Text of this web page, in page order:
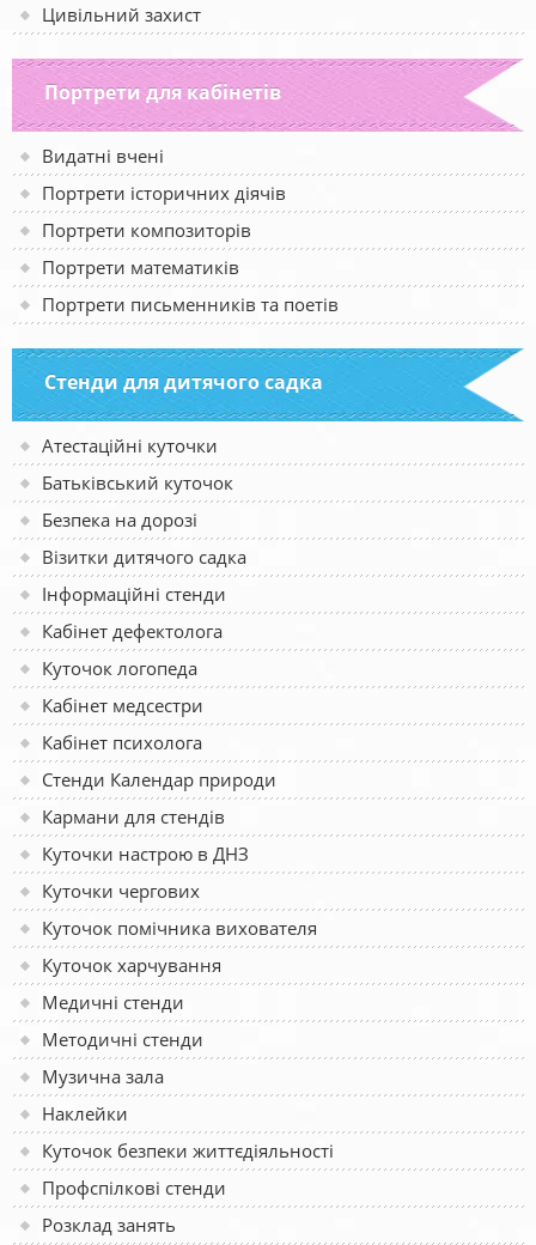
Цивільний захист
Портрети для кабінетів
Видатні вчені
Портрети історичних діячів
Портрети композиторів
Портрети математиків
Портрети письменників та поетів
Стенди для дитячого садка
Атестаційні куточки
Батьківський куточок
Безпека на дорозі
Візитки дитячого садка
Інформаційні стенди
Кабінет дефектолога
Куточок логопеда
Кабінет медсестри
Кабінет психолога
Стенди Календар природи
Кармани для стендів
Куточки настрою в ДНЗ
Куточки чергових
Куточок помічника вихователя
Куточок харчування
Медичні стенди
Методичні стенди
Музична зала
Наклейки
Куточок безпеки життєдіяльності
Профспілкові стенди
Розклад занять